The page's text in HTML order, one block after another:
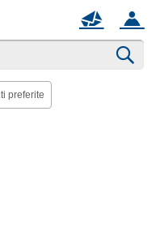
ACCOUNT
MAIL
preferite